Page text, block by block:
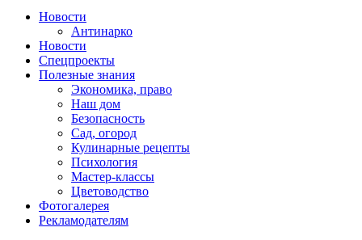
Новости
Антинарко
Новости
Спецпроекты
Полезные знания
Экономика, право
Наш дом
Безопасность
Сад, огород
Кулинарные рецепты
Психология
Мастер-классы
Цветоводство
Фотогалерея
Рекламодателям